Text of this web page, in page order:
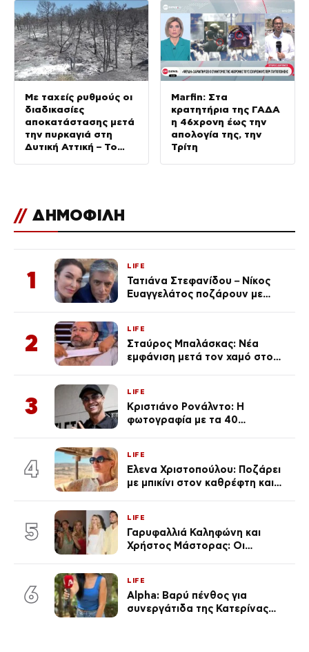
Μουζακίτη και
Ζαμπούνη
Με ταχείς ρυθμούς οι
διαδικασίες
αποκατάστασης μετά
την πυρκαγιά στη
Δυτική Αττική – Το
Marfin: Στα
κρατητήρια της ΓΑΔΑ
η 46χρονη έως την
απολογία της, την
Τρίτη
// ΔΗΜΟΦΙΛΗ
1
LIFE
Τατιάνα Στεφανίδου – Νίκος
Ευαγγελάτος ποζάρουν με
2
LIFE
Σταύρος Μπαλάσκας: Νέα
εμφάνιση μετά τον χαμό στο
3
LIFE
Κριστιάνο Ρονάλντο: Η
φωτογραφία με τα 40
εκ. likes
4
LIFE
Έλενα Χριστοπούλου: Ποζάρει
με μπικίνι στον καθρέφτη και
καθεμία…» (Βίντεο)
5
LIFE
Γαρυφαλλιά Καληφώνη και
Χρήστος Μάστορας: Οι
απαρατήρητη
6
LIFE
Alpha: Βαρύ πένθος για
συνεργάτιδα της Κατερίνας